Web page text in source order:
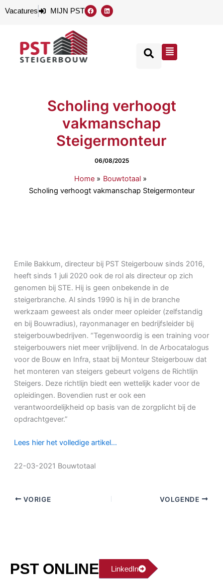
inhoud
Vacatures MIJN PST
F
a
c
L
i
n
Flyout
Scholing verhoogt
vakmanschap
Steigermonteur
06/08/2025
Home
Bouwtotaal
Scholing verhoogt vakmanschap Steigermonteur
Emile Bakkum, directeur bij PST Steigerbouw sinds 2016,
heeft sinds 1 juli 2020 ook de rol als directeur op zich
genomen bij STE. Hij is geen onbekende in de
steigerbranche. Al sinds 1990 is hij in de branche
werkzaam geweest als onder meer opleider (zelfstandig
en bij Bouwradius), rayonmanager en bedrijfsleider bij
steigerbouwbedrijven. “Tegenwoordig is een training voor
steigerbouwers niet meer vrijblijvend. In de Arbocatalogus
voor de Bouw en Infra, staat bij Monteur Steigerbouw dat
het monteren van steigers gebeurt volgens de Richtlijn
Steigers. Deze richtlijn biedt een wettelijk kader voor de
opleidingen. Bovendien rust er ook een
verantwoordelijkheid op basis van de zorgplicht bij de
opdrachtgever.”
Lees hier het volledige artikel…
22-03-2021 Bouwtotaal
VORIGE VOLGENDE
PST ONLINE LinkedIn